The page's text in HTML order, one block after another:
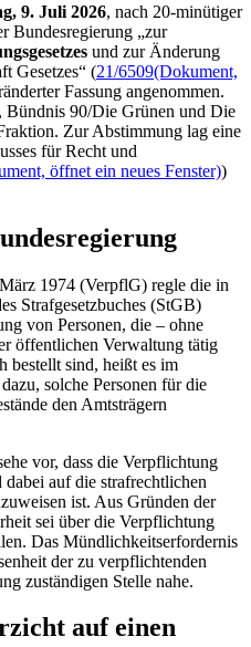
9. Juli 2026, nach 20-minütiger
Bundesregierung „zur
und zur Änderung
Gesetzes“ (21/6509(Dokument,
Fassung angenommen.
90/Die Grünen und Die
Zur Abstimmung lag eine
für Recht und
öffnet ein neues Fenster))
1974 (VerpflG) regle die in
Strafgesetzbuches (StGB)
von Personen, die – ohne
öffentlichen Verwaltung tätig
bestellt sind, heißt es im
solche Personen für die
den Amtsträgern
vor, dass die Verpflichtung
auf die strafrechtlichen
ist. Aus Gründen der
sei über die Verpflichtung
Das Mündlichkeitserfordernis
der zu verpflichtenden
zuständigen Stelle nahe.
auf einen